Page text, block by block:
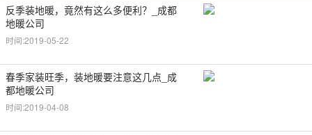
反季装地暖，竟然有这么多便利？_成都
地暖公司
时间:2019-05-22
春季家装旺季，装地暖要注意这几点_成
都地暖公司
时间:2019-04-08